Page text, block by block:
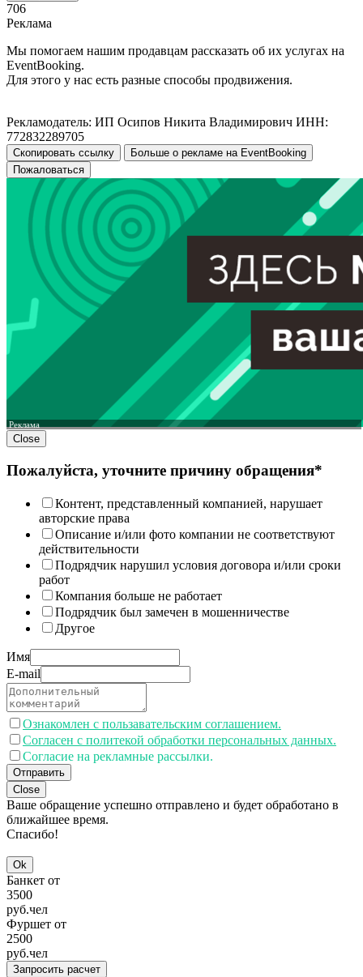
706
Реклама
Мы помогаем нашим продавцам рассказать об их услугах на
EventBooking.
Для этого у нас есть разные способы продвижения.
Рекламодатель: ИП Осипов Никита Владимирович ИНН:
772832289705
Скопировать ссылку
Больше о рекламе на EventBooking
Пожаловаться
Реклама
Close
Пожалуйста, уточните причину обращения*
Контент, представленный компанией, нарушает
авторские права
Описание и/или фото компании не соответствуют
действительности
Подрядчик нарушил условия договора и/или сроки
работ
Компания больше не работает
Подрядчик был замечен в мошенничестве
Другое
Имя
E-mail
Ознакомлен с пользавательским соглашением.
Согласен с политекой обработки персональных данных.
Согласие на рекламные рассылки.
Отправить
Close
Ваше обращение успешно отправлено и будет обработано в
ближайшее время.
Спасибо!
Ok
Банкет от
3500
руб.чел
Фуршет от
2500
руб.чел
Запросить расчет